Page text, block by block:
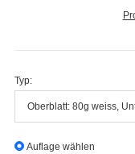
Typ:
Oberblatt: 80g weiss,
Auflage wählen